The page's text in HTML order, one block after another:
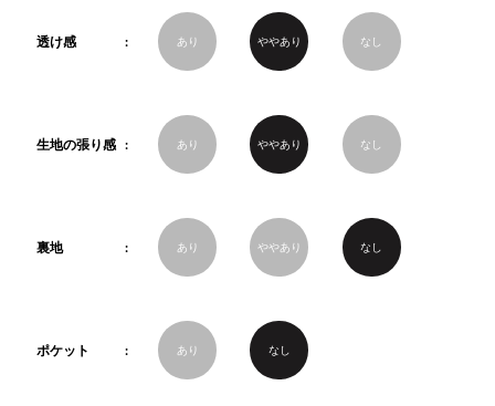
透け感 あり ややあり なし
生地の張り感 あり ややあり なし
裏地 あり ややあり なし
ポケット あり なし